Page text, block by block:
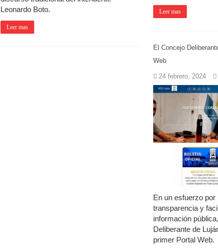
Leonardo Boto.
Leer mas
Leer mas
El Concejo
Web
24 febrero, 2024
En un esfuerzo por
transparencia y
información
Deliberante de
primer Portal Web.